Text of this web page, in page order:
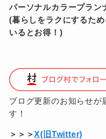
パーソナルカラープラン
(暮らしをラクにするた
いるとお得！)
ブログ更新のお知らせが
す！
＞＞＞X(旧Twitter)